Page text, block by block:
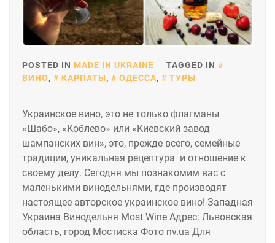
POSTED IN MADE IN UKRAINE
TAGGED IN
ВИНО, КАРПАТЫ, ОДЕССА, ТУРЫ
Украинское вино, это не только флагманы
«Шабо», «Коблево» или «Киевский завод
шампанских вин», это, прежде всего, семейные
традиции, уникальная рецептура и отношение к
своему делу. Сегодня мы познакомим вас с
маленькими винодельнями, где производят
настоящее авторское украинское вино! Западная
Украина Винодельня Most Wine Адрес: Львовская
область, город Мостиска Фото nv.ua Для